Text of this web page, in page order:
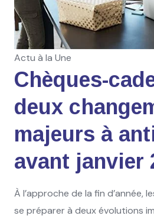
Actu à la Une
Chèques-
deux
majeurs à
avant janvier
À l’approche de la fin d’année,
se préparer à deux évolutions